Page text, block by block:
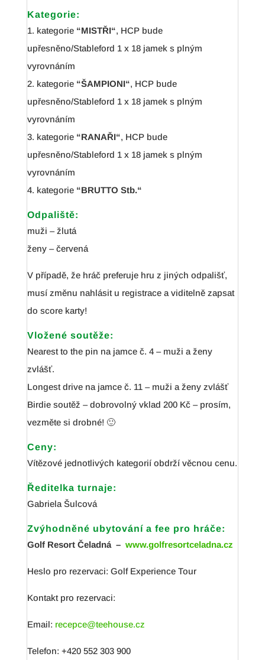
Kategorie:
1. kategorie “MISTŘI“, HCP bude
upřesněno/Stableford 1 x 18 jamek s plným
vyrovnáním
2. kategorie “ŠAMPIONI“, HCP bude
upřesněno/Stableford 1 x 18 jamek s plným
vyrovnáním
3. kategorie “RANAŘI“, HCP bude
upřesněno/Stableford 1 x 18 jamek s plným
vyrovnáním
4. kategorie “BRUTTO Stb.“
Odpaliště:
muži – žlutá
ženy – červená
V případě, že hráč preferuje hru z jiných odpališť,
musí změnu nahlásit u registrace a viditelně zapsat
do score karty!
Vložené soutěže:
Nearest to the pin na jamce č. 4 – muži a ženy
zvlášť.
Longest drive na jamce č. 11 – muži a ženy zvlášť
Birdie soutěž – dobrovolný vklad 200 Kč – prosím,
vezměte si drobné! 🙂
Ceny:
Vítězové jednotlivých kategorií obdrží věcnou cenu.
Ředitelka turnaje:
Gabriela Šulcová
Zvýhodněné ubytování a fee pro hráče:
Golf Resort Čeladná – www.golfresortceladna.cz
Heslo pro rezervaci: Golf Experience Tour
Kontakt pro rezervaci:
Email: recepce@teehouse.cz
Telefon: +420 552 303 900